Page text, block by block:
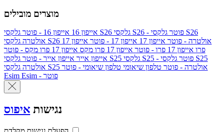
מוצרים מובילים
אייפון 16 אייפון 16 - פוטר גלקסי S26 גלקסי S26 - פוטר גלקסי S26
אולטרה
גלקסי S26 אולטרה - פוטר אייפון 17 אייפון 17 - פוטר
אייפון 17
פרו אייפון 17 פרו - פוטר אייפון 17 פרו מקס
אייפון 17 פרו מקס - פוטר
אייפון אייר אייפון אייר - פוטר גלקסי S25 גלקסי S25 - פוטר גלקסי S25
אולטרה
גלקסי S25 אולטרה - פוטר טלפון שיאומי טלפון שיאומי - פוטר
Esim
Esim - פוטר
נגישות איפוס